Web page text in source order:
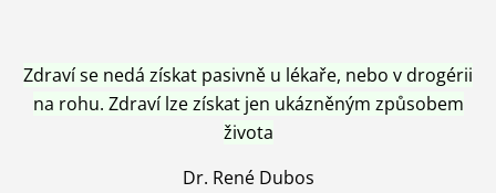
Zdraví se nedá získat pasivně u lékaře, nebo v drogérii
na rohu. Zdraví lze získat jen ukázněným způsobem
života
Dr. René Dubos